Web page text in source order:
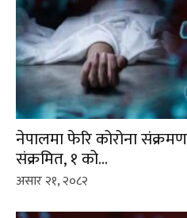
नेपालमा फेरि कोरोना
संक्रमित, १ को...
असार २१, २०८२